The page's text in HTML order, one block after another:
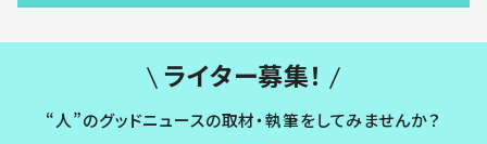
ライター募集！
“人”のグッドニュースの取材・執筆をしてみませんか？